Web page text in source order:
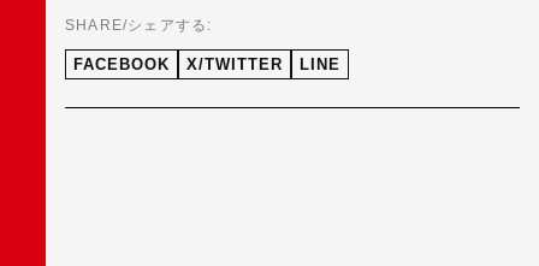
SHARE/シェアする:
FACEBOOK X/TWITTER LINE